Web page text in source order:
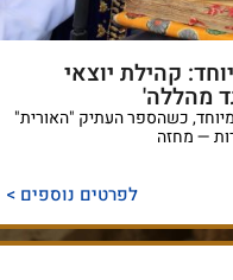
קהילת יוצאי
מהללה'
כשהספר העתיק "האורית"
— מחזה
לפרטים נוספים >